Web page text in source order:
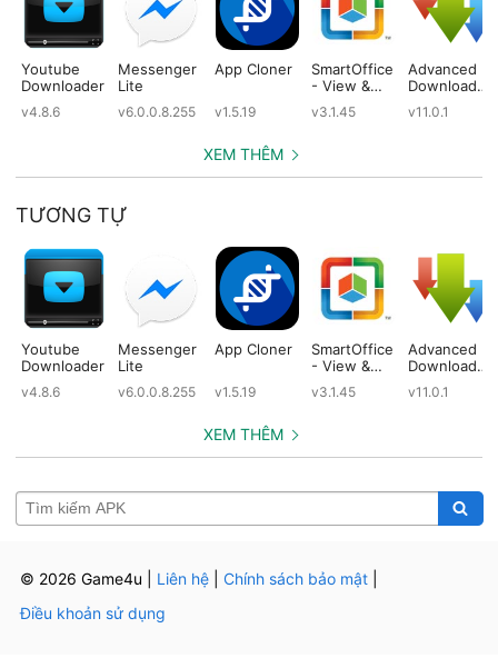
Youtube
Downloader
v4.8.6
Messenger
Lite
v6.0.0.8.255
App Cloner
v1.5.19
SmartOffice
- View &
Office files
v3.1.45
Advanced
Download
Pro
v11.0.1
XEM THÊM
TƯƠNG TỰ
Youtube
Downloader
v4.8.6
Messenger
Lite
v6.0.0.8.255
App Cloner
v1.5.19
SmartOffice
- View &
Office files
v3.1.45
Advanced
Download
Pro
v11.0.1
XEM THÊM
© 2026 Game4u Liên hệ| Chính sách bảo mật|
Điều khoản sử dụng